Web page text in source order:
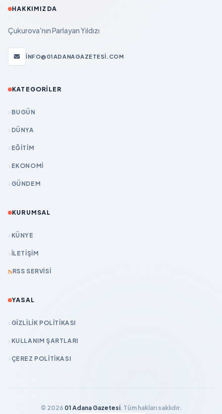
HAKKIMIZDA
Çukurova'nın Parlayan Yıldızı
INFO@01ADANAGAZETESI.COM
KATEGORILER
BUGÜN
DÜNYA
EĞİTİM
EKONOMİ
GÜNDEM
KURUMSAL
KÜNYE
İLETIŞIM
RSS SERVISI
YASAL
GIZLILIK POLITIKASI
KULLANIM ŞARTLARI
ÇEREZ POLITIKASI
© 2026 01 Adana Gazetesi. Tüm hakları saklıdır.